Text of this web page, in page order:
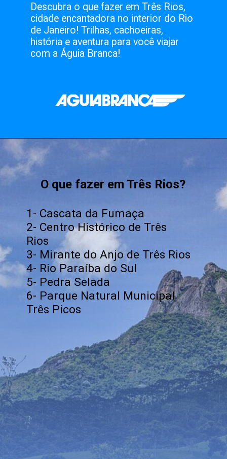
Descubra o que fazer em Três Rios,
cidade encantadora no interior do Rio
de Janeiro! Trilhas, cachoeiras,
história e aventura para você viajar
com a Águia Branca!
O que fazer em Três Rios?
1- Cascata da Fumaça
2- Centro Histórico de Três
Rios
3- Mirante do Anjo de Três Rios
4- Rio Paraíba do Sul
5- Pedra Selada
6- Parque Natural Municipal
Três Picos